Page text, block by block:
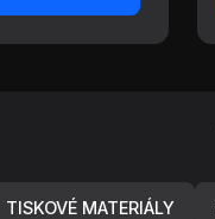
TISKOVÉ MATERIÁLY